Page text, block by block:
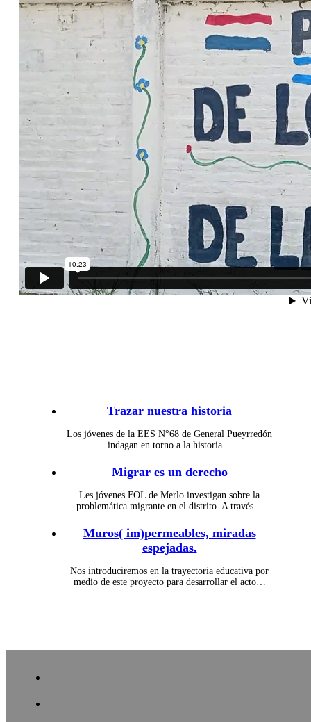
Trazar nuestra historia
Los jóvenes de la EES N°68 de General Pueyrredón
indagan en torno a la historia…
Migrar es un derecho
Les jóvenes FOL de Merlo investigan sobre la
problemática migrante en el distrito. A través…
Muros( im)permeables, miradas
espejadas.
Nos introduciremos en la trayectoria educativa por
medio de este proyecto para desarrollar el acto…